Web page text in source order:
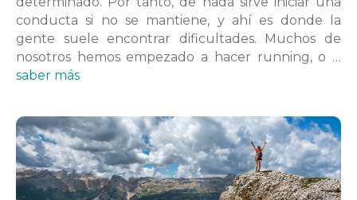
conducta si no se mantiene, y ahí es donde la
gente suele encontrar dificultades. Muchos de
nosotros hemos empezado a hacer running, o …
saber más